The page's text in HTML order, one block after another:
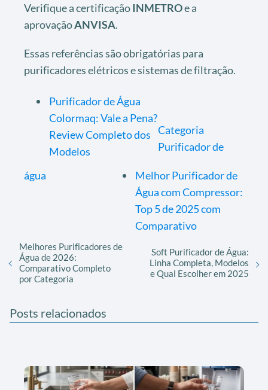
Verifique a certificaçãoINMETROe a
aprovaçãoANVISA.
Essas referências são obrigatórias para
purificadores elétricos e sistemas de filtração.
Purificador de Água
Colormaq: Vale a Pena?
Review Completo dos
Modelos
Melhor Purificador de
Água com Compressor:
Top 5 de 2025 com
Comparativo
Categoria
Purificador de
água
Melhores Purificadores de
Água de 2026:
Comparativo Completo
por Categoria
Soft Purificador de Água:
Linha Completa, Modelos
e Qual Escolher em 2025
Posts relacionados